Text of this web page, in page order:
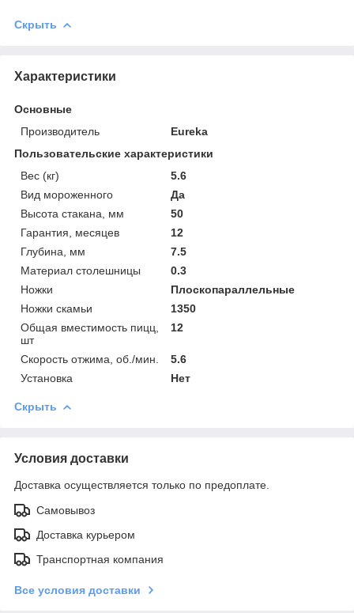
Скрыть
Характеристики
Основные
Производитель
Eureka
Пользовательские характеристики
Вес (кг)
5.6
Вид мороженного
Да
Высота стакана, мм
50
Гарантия, месяцев
12
Глубина, мм
7.5
Материал столешницы
0.3
Ножки
Плоскопараллельные
Ножки скамьи
1350
Общая вместимость пицц,
шт
12
Скорость отжима, об./мин.
5.6
Установка
Нет
Скрыть
Условия доставки
Доставка осуществляется только по предоплате.
Самовывоз
Доставка курьером
Транспортная компания
Все условия доставки